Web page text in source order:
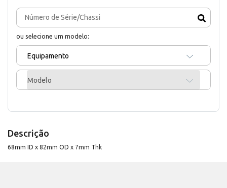
ou selecione um modelo:
Equipamento
Modelo
Descrição
68mm ID x 82mm OD x 7mm Thk